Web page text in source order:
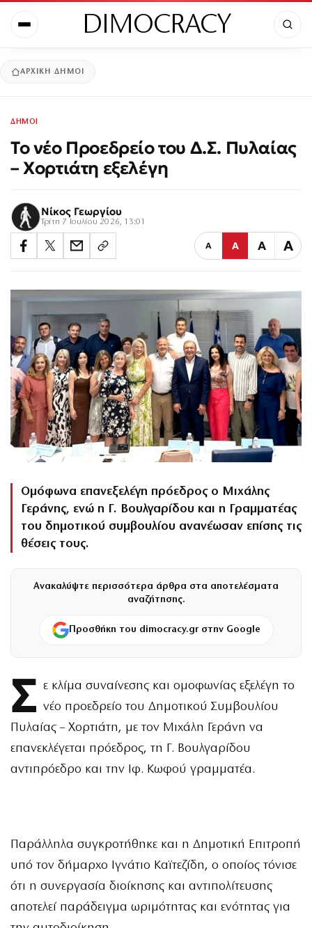
DIMOCRACY
ΑΡΧΙΚΉ ΔΗΜΟΙ
ΔΗΜΟΙ
Το νέο Προεδρείο του Δ.Σ. Πυλαίας
– Χορτιάτη εξελέγη
Νίκος Γεωργίου
Τρίτη 7 Ιουλίου 2026, 13:01
Α Α Α Α
Ομόφωνα επανεξελέγη πρόεδρος ο Μιχάλης
Γεράνης, ενώ η Γ. Βουλγαρίδου και η Γραμματέας
του δημοτικού συμβουλίου ανανέωσαν επίσης τις
θέσεις τους.
Ανακαλύψτε περισσότερα άρθρα στα αποτελέσματα
αναζήτησης.
Προσθήκη του dimocracy.gr στην Google
Σ ε κλίμα συναίνεσης και ομοφωνίας εξελέγη το
νέο προεδρείο του Δημοτικού Συμβουλίου
Πυλαίας – Χορτιάτη, με τον Μιχάλη Γεράνη να
επανεκλέγεται πρόεδρος, τη Γ. Βουλγαρίδου
αντιπρόεδρο και την Ιφ. Κωφού γραμματέα.
Παράλληλα συγκροτήθηκε και η Δημοτική Επιτροπή
υπό τον δήμαρχο Ιγνάτιο Καϊτεζίδη, ο οποίος τόνισε
ότι η συνεργασία διοίκησης και αντιπολίτευσης
αποτελεί παράδειγμα ωριμότητας και ενότητας για